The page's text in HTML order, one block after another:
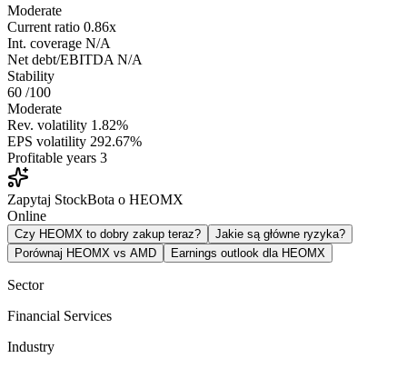
Moderate
Current ratio 0.86x
Int. coverage N/A
Net debt/EBITDA N/A
Stability
60 /100
Moderate
Rev. volatility 1.82%
EPS volatility 292.67%
Profitable years 3
Zapytaj StockBota o HEOMX
Online
Czy HEOMX to dobry zakup teraz?
Jakie są główne ryzyka?
Porównaj HEOMX vs AMD
Earnings outlook dla HEOMX
Sector
Financial Services
Industry